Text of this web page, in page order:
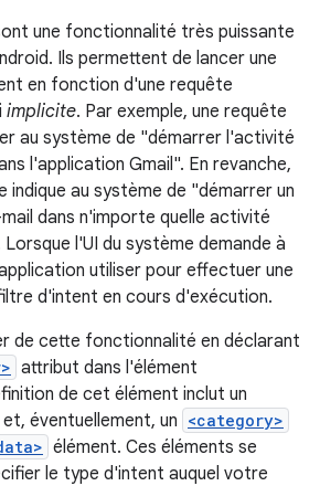
une fonctionnalité très puissante
Ils permettent de lancer une
en fonction d'une requête
implicite. Par exemple, une requête
au système de "démarrer l'activité
l'application Gmail". En revanche,
indique au système de "démarrer un
dans n'importe quelle activité
l'UI du système demande à
utiliser pour effectuer une
d'intent en cours d'exécution.
de cette fonctionnalité en déclarant
attribut dans l'élément
de cet élément inclut un
éventuellement, un <category>
élément. Ces éléments se
le type d'intent auquel votre